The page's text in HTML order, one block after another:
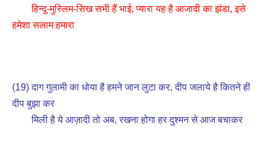
हिन्दू-मुस्लिम-सिख सभी हैं भाई, प्यारा यह है आजादी का झंडा, इसे
हमेशा सलाम हमारा
(19) दाग गुलामी का धोया है हमने जान लुटा कर, दीप जलाये है कितने ही
दीप बुझा कर
मिली है ये आज़ादी तो अब, रखना होगा हर दुश्मन से आज बचाकर